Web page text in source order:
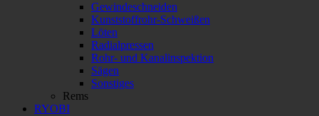
Gewindeschneiden
Kunststoffrohr-Schweißen
Löten
Radialpressen
Rohr- und Kanalinspektion
Sägen
Sonstiges
Rems
RYOBI